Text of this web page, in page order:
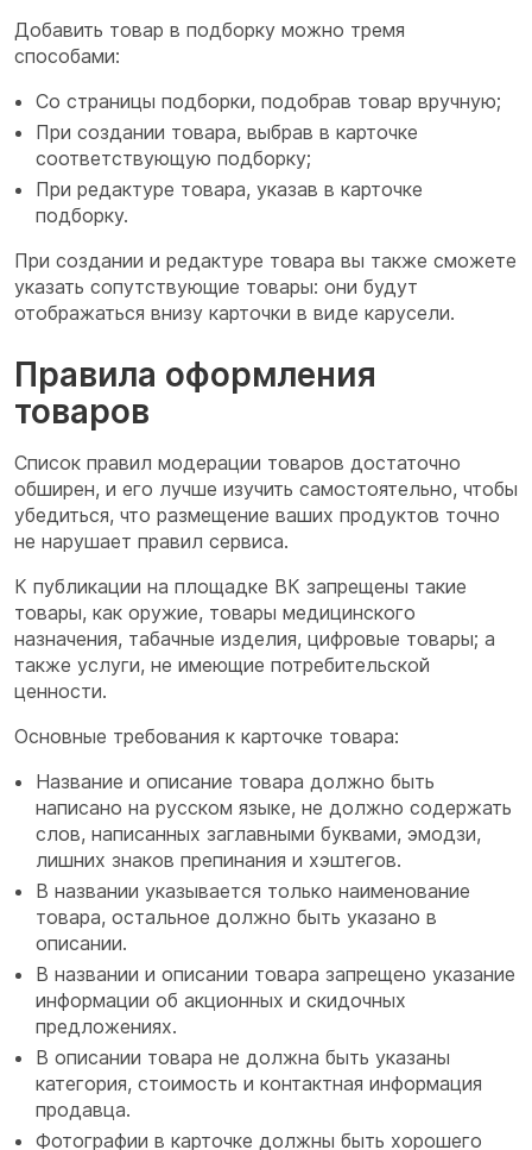
Добавить товар в подборку можно тремя
способами:
Со страницы подборки, подобрав товар вручную;
При создании товара, выбрав в карточке
соответствующую подборку;
При редактуре товара, указав в карточке
подборку.
При создании и редактуре товара вы также сможете
указать сопутствующие товары: они будут
отображаться внизу карточки в виде карусели.
Правила оформления
товаров
Список правил модерации товаров достаточно
обширен, и его лучше изучить самостоятельно, чтобы
убедиться, что размещение ваших продуктов точно
не нарушает правил сервиса.
К публикации на площадке ВК запрещены такие
товары, как оружие, товары медицинского
назначения, табачные изделия, цифровые товары; а
также услуги, не имеющие потребительской
ценности.
Основные требования к карточке товара:
Название и описание товара должно быть
написано на русском языке, не должно содержать
слов, написанных заглавными буквами, эмодзи,
лишних знаков препинания и хэштегов.
В названии указывается только наименование
товара, остальное должно быть указано в
описании.
В названии и описании товара запрещено указание
информации об акционных и скидочных
предложениях.
В описании товара не должна быть указаны
категория, стоимость и контактная информация
продавца.
Фотографии в карточке должны быть хорошего